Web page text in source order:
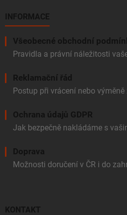
INFORMACE
Všeobecné obchodní
Pravidla a právní náležitosti
Reklamační řád
Postup při vrácení nebo výměně
Ochrana údajů GDPR
Jak bezpečně nakládáme s
Doprava
Možnosti doručení v ČR i do
KONTAKT